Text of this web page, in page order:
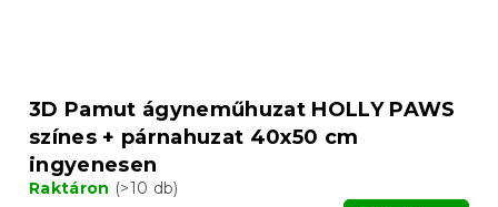
3D Pamut ágyneműhuzat HOLLY PAWS
színes + párnahuzat 40x50 cm
ingyenesen
Raktáron (>10 db)